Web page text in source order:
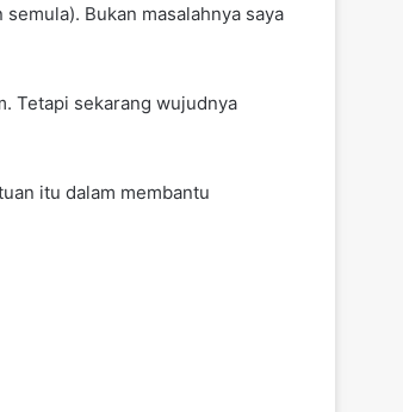
Bukan masalahnya saya
Tetapi sekarang wujudnya
itu dalam membantu